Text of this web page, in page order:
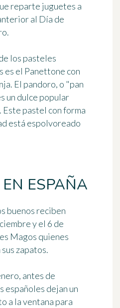
reparte juguetes a
al Día de
los pasteles
es el Panettone con
El pandoro, o "pan
un dulce popular
pastel con forma
está espolvoreado
ESPAÑA
buenos reciben
y el 6 de
Magos quienes
zapatos.
antes de
españoles dejan un
a la ventana para